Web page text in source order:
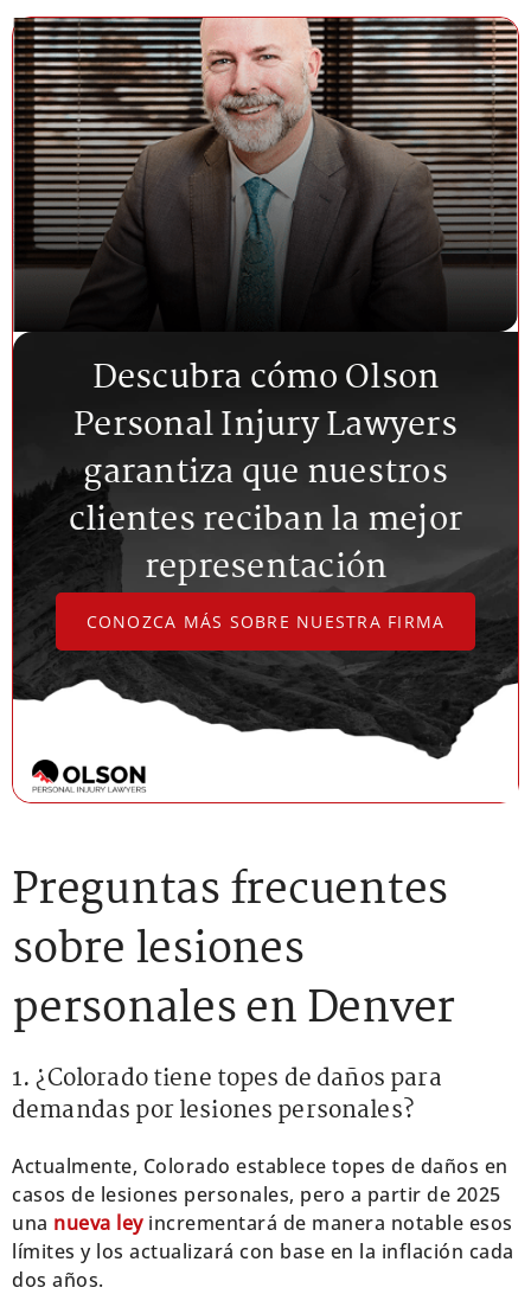
Descubra cómo Olson
Personal Injury Lawyers
garantiza que nuestros
clientes reciban la mejor
representación
CONOZCA MÁS SOBRE NUESTRA FIRMA
Preguntas frecuentes
sobre lesiones
personales en Denver
1. ¿Colorado tiene topes de daños para
demandas por lesiones personales?
Actualmente, Colorado establece topes de daños en
casos de lesiones personales, pero a partir de 2025
una nueva leyincrementará de manera notable esos
límites y los actualizará con base en la inflación cada
dos años.